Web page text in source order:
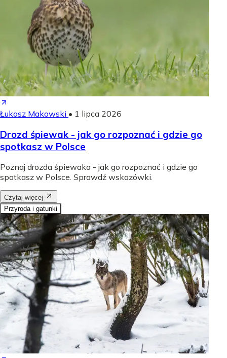
Łukasz Makowski • 1 lipca 2026
Drozd śpiewak - jak go rozpoznać i gdzie go
spotkasz w Polsce
Poznaj drozda śpiewaka - jak go rozpoznać i gdzie go
spotkasz w Polsce. Sprawdź wskazówki.
Czytaj więcej
Przyroda i gatunki